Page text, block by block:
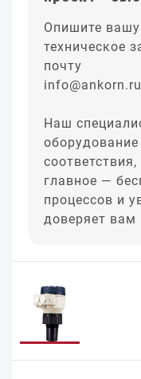
Опишите
техническое
почту
info@ankorn.ru
Наш
оборудование
главное —
процессов и
доверяет вам